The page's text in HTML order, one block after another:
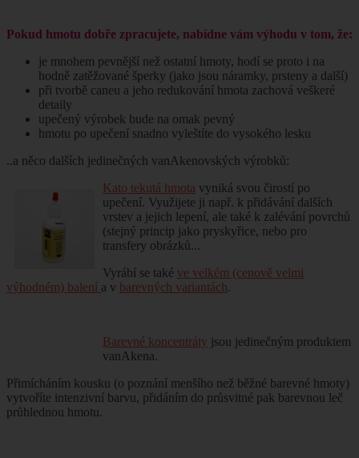
Pokud hmotu dobře zpracujete, nabídne vám výhodu v tom, že:
je mnohem pevnější než ostatní hmoty, hodí se proto i na
hodně zatěžované šperky (jako jsou náramky, prsteny a další)
při tvorbě caneu a jeho redukování hmota zachová veškeré
detaily
upečený výrobek bude na omak pevný
hmotu po upečení snadno vyleštíte do vysokého lesku
..a něco dalších jedinečných vanAkenovských výrobků:
Kato tekutá hmota vyniká svou čirostí po
upečení. Využijete ji např. k přidávání dalších
vrstev a jejich lepení, ale také k zalévání povrchů
(stejný princip jako pryskyřice, nebo pro
transfery obrázků...
Vyrábí se také ve velkém (cenově velmi
výhodném) balení a v barevných variantách.
Barevné koncentráty jsou jedinečným produktem
vanAkena.
Přimícháním kousku (o poznání menšího než běžné barevné hmoty)
vytvoříte intenzivní barvu, přidáním do průsvitné pak barevnou leč
průhlednou hmotu.